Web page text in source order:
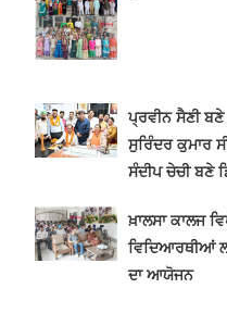
ਪ੍ਰਵੀਨ ਸੈਣੀ
ਸੁਰਿੰਦਰ ਕੁਮਾਰ
ਸੰਦੀਪ ਚੇਚੀ ਬਣੇ
ਖ਼ਾਲਸਾ ਕਾਲਜ
ਵਿਦਿਆਰਥੀਆਂ
ਦਾ ਆਯੋਜਨ